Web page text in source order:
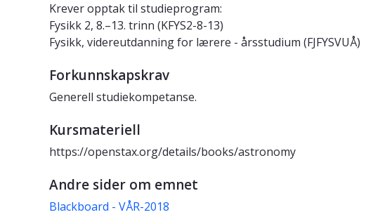
Krever opptak til studieprogram:
Fysikk 2, 8.–13. trinn (KFYS2-8-13)
Fysikk, videreutdanning for lærere - årsstudium (FJFYSVUÅ)
Forkunnskapskrav
Generell studiekompetanse.
Kursmateriell
https://openstax.org/details/books/astronomy
Andre sider om emnet
Blackboard - VÅR-2018